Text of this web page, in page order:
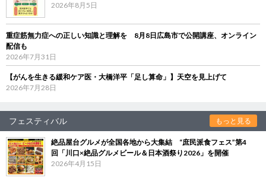
2026年8月5日
重症筋無力症への正しい知識と理解を 8月8日広島市で公開講座、オンライン
配信も
2026年7月31日
【がんを生きる緩和ケア医・大橋洋平「足し算命」】天空を見上げて
2026年7月28日
フェスティバル もっと見る
絶品屋台グルメが全国各地から大集結 “庶民派食フェス”第4
回「川口×絶品グルメビール＆日本酒祭り2026」を開催
2026年4月15日